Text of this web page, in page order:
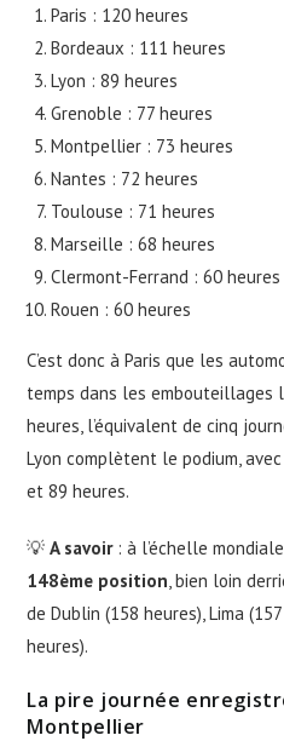
Paris : 120 heures
Bordeaux : 111 heures
Lyon : 89 heures
Grenoble : 77 heures
Montpellier : 73 heures
Nantes : 72 heures
Toulouse : 71 heures
Marseille : 68 heures
Clermont-Ferrand : 60 heures
Rouen : 60 heures
C’est donc à Paris que les
temps dans les embouteillages
heures, l’équivalent de cinq
Lyon complètent le podium,
et 89 heures.
💡A savoir: à l’échelle
148ème position, bien loin
de Dublin (158 heures), Lima
heures).
La pire journée
Montpellier